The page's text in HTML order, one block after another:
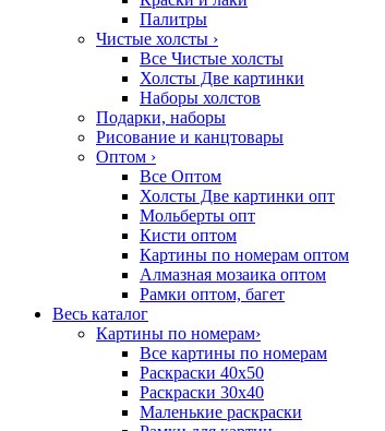
Палитры
Чистые холсты ›
Все Чистые холсты
Холсты Две картинки
Наборы холстов
Подарки, наборы
Рисование и канцтовары
Оптом ›
Все Оптом
Холсты Две картинки опт
Мольберты опт
Кисти оптом
Картины по номерам оптом
Алмазная мозаика оптом
Рамки оптом, багет
Весь каталог
Картины по номерам›
Все картины по номерам
Раскраски 40х50
Раскраски 30х40
Маленькие раскраски